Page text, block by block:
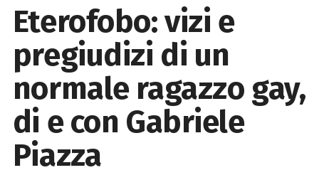
Eterofobo: vizi e
pregiudizi di un
normale ragazzo gay,
di e con Gabriele
Piazza